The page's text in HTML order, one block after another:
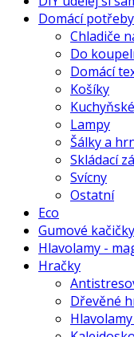
Domácí potřeby
Chladiče
Do
Domácí
Košíky
Lampy
Šálky a
Skládací
Svícny
Ostatní
Eco
Gumové kačičky
Hlavolamy -
Hračky
Dřevěné